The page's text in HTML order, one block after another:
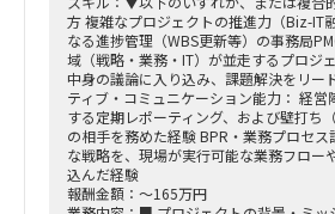
■契約条件
・参画期間：2026年10月1日～2026年
または2027年1月31日まで
・稼働率：100％想定
■勤務地・働き方
・出張先：茨城県ひたちなか市・勝田駅
・勝田への訪問頻度は週によって変動
・訪問が発生しない週もある一方、プロ
4日程度の出張が発生する可能性あり
方 複雑なプロジェクトの推進力（Biz-IT
なる進捗管理（WBS更新等）の事務局
域（戦略・業務・IT）が並走するプロジ
中身の議論に入り込み、課題解決をリー
ティブ・コミュニケーション能力： 経営
する定期レポーティング、および壁打ち
の相手を務めた経験 BPR・業務プロセ
な戦略を、現場が実行可能な業務フロー
込んだ経験
報酬金額：～165万円